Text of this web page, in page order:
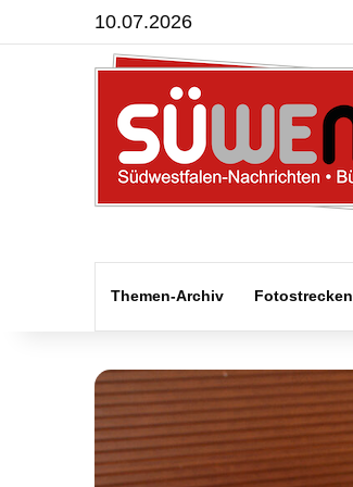
10.07.2026
Themen-Archiv Fotostrecken